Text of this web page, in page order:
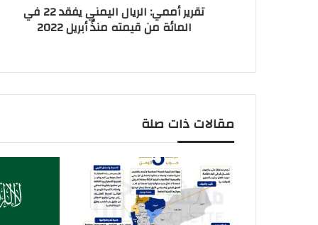
تقرير أممي: الريال اليمني يفقد 22 في
المائة من قيمته منذُ أبريل 2022
مقالات ذات صلة